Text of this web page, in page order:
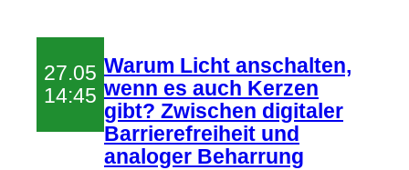
27.05
14:45
Warum Licht anschalten,
wenn es auch Kerzen
gibt? Zwischen digitaler
Barrierefreiheit und
analoger Beharrung